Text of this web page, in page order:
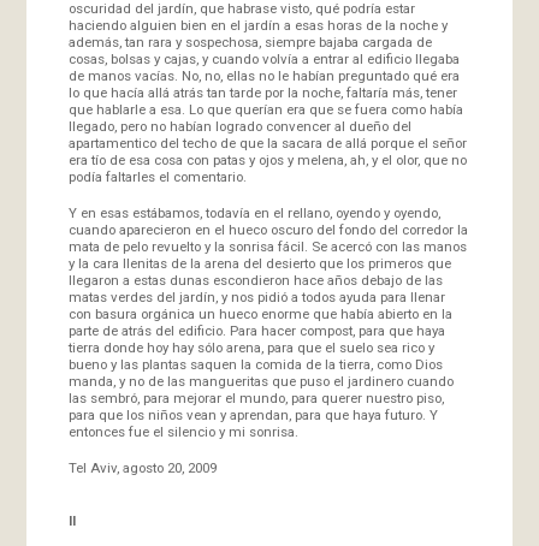
oscuridad del jardín, que habrase visto, qué podría estar
haciendo alguien bien en el jardín a esas horas de la noche y
además, tan rara y sospechosa, siempre bajaba cargada de
cosas, bolsas y cajas, y cuando volvía a entrar al edificio llegaba
de manos vacías. No, no, ellas no le habían preguntado qué era
lo que hacía allá atrás tan tarde por la noche, faltaría más, tener
que hablarle a esa. Lo que querían era que se fuera como había
llegado, pero no habían logrado convencer al dueño del
apartamentico del techo de que la sacara de allá porque el señor
era tío de esa cosa con patas y ojos y melena, ah, y el olor, que no
podía faltarles el comentario.
Y en esas estábamos, todavía en el rellano, oyendo y oyendo,
cuando aparecieron en el hueco oscuro del fondo del corredor la
mata de pelo revuelto y la sonrisa fácil. Se acercó con las manos
y la cara llenitas de la arena del desierto que los primeros que
llegaron a estas dunas escondieron hace años debajo de las
matas verdes del jardín, y nos pidió a todos ayuda para llenar
con basura orgánica un hueco enorme que había abierto en la
parte de atrás del edificio. Para hacer compost, para que haya
tierra donde hoy hay sólo arena, para que el suelo sea rico y
bueno y las plantas saquen la comida de la tierra, como Dios
manda, y no de las mangueritas que puso el jardinero cuando
las sembró, para mejorar el mundo, para querer nuestro piso,
para que los niños vean y aprendan, para que haya futuro. Y
entonces fue el silencio y mi sonrisa.
Tel Aviv, agosto 20, 2009
II